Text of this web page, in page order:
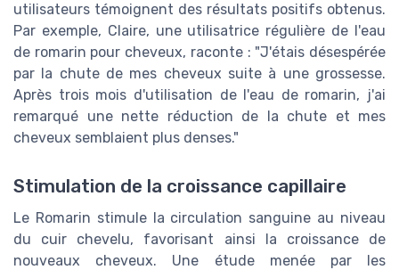
utilisateurs témoignent des résultats positifs obtenus.
Par exemple, Claire, une utilisatrice régulière de l'eau
de romarin pour cheveux, raconte : "J'étais désespérée
par la chute de mes cheveux suite à une grossesse.
Après trois mois d'utilisation de l'eau de romarin, j'ai
remarqué une nette réduction de la chute et mes
cheveux semblaient plus denses."
Stimulation de la croissance capillaire
Le Romarin stimule la circulation sanguine au niveau
du cuir chevelu, favorisant ainsi la croissance de
nouveaux cheveux. Une étude menée par les